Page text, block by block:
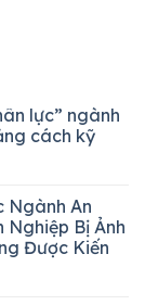
lực” ngành
cách kỹ
Ngành An
Nghiệp Bị Ảnh
Được Kiến